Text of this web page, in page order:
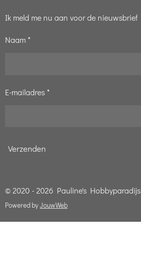
Ik meld me nu aan voor de nieuwsbrief
Naam *
E-mailadres *
Verzenden
© 2020 - 2026 Pauline's Hobbyparadijs
Powered byJouwWeb